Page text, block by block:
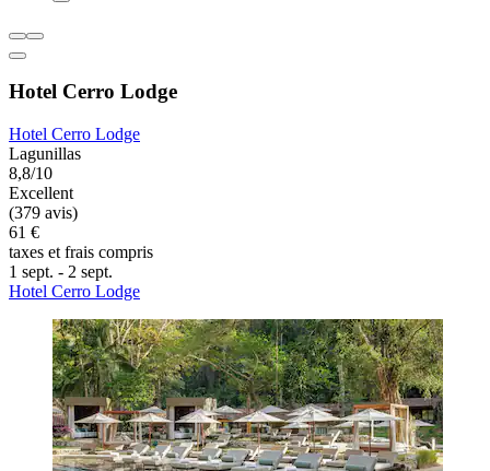
Hotel Cerro Lodge
Hotel Cerro Lodge
Lagunillas
8,8/10
Excellent
(379 avis)
61 €
taxes et frais compris
1 sept. - 2 sept.
Hotel Cerro Lodge